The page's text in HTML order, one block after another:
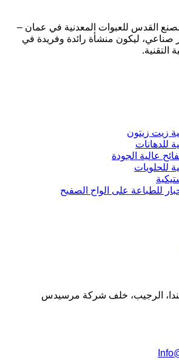
أُنشئ مصنع القدس للعبوات المعدنية في عمان –
صناعي، ليكون منشأة رائدة وفريدة في
التقنية.
زيت زيتون
للدهانات
عالية الجودة
للحلويات
للطباعة على الواح الصفيح
الرجيب، خلف شركة مرسيدس